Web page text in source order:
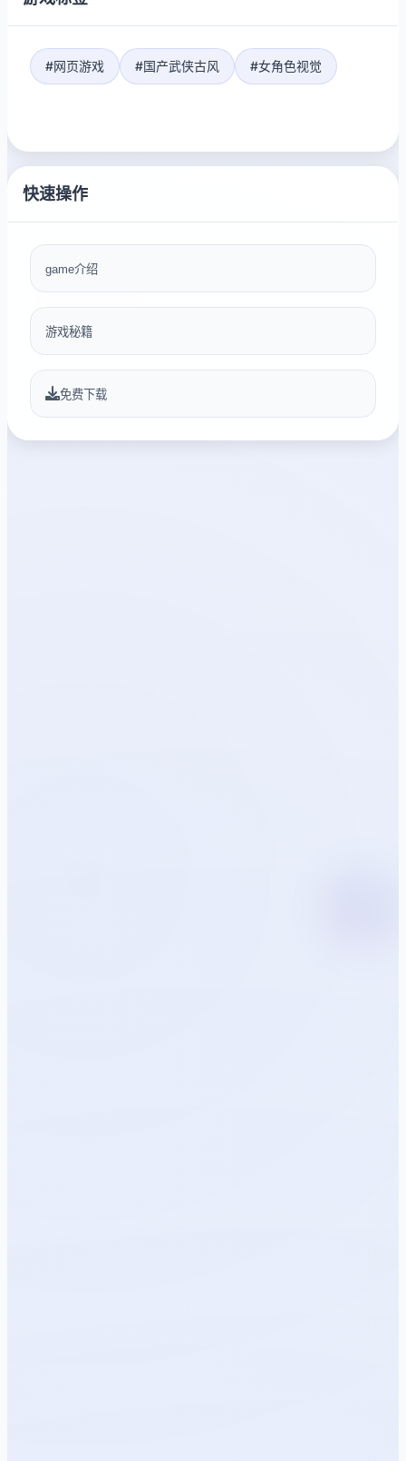
#网页游戏 #国产武侠古风 #女角色视觉
快速操作
game介绍
游戏秘籍
免费下载